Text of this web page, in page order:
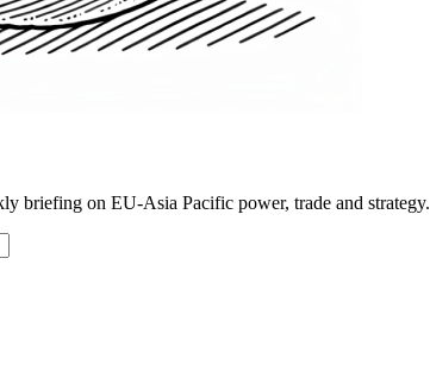
briefing on EU-Asia Pacific power, trade and strategy.